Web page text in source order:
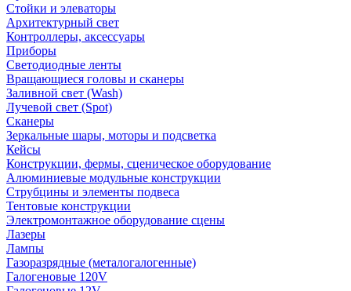
Стойки и элеваторы
Архитектурный свет
Контроллеры, аксессуары
Приборы
Светодиодные ленты
Вращающиеся головы и сканеры
Заливной свет (Wash)
Лучевой свет (Spot)
Сканеры
Зеркальные шары, моторы и подсветка
Кейсы
Конструкции, фермы, сценическое оборудование
Алюминиевые модульные конструкции
Струбцины и элементы подвеса
Тентовые конструкции
Электромонтажное оборудование сцены
Лазеры
Лампы
Газоразрядные (металогалогенные)
Галогеновые 120V